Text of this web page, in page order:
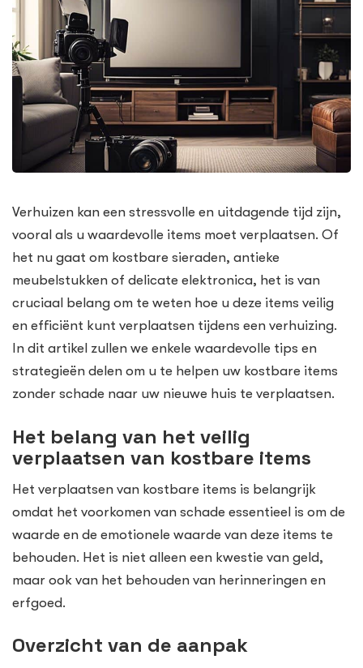
Verhuizen kan een stressvolle en uitdagende tijd zijn,
vooral als u waardevolle items moet verplaatsen. Of
het nu gaat om kostbare sieraden, antieke
meubelstukken of delicate elektronica, het is van
cruciaal belang om te weten hoe u deze items veilig
en efficiënt kunt verplaatsen tijdens een verhuizing.
In dit artikel zullen we enkele waardevolle tips en
strategieën delen om u te helpen uw kostbare items
zonder schade naar uw nieuwe huis te verplaatsen.
Het belang van het veilig
verplaatsen van kostbare items
Het verplaatsen van kostbare items is belangrijk
omdat het voorkomen van schade essentieel is om de
waarde en de emotionele waarde van deze items te
behouden. Het is niet alleen een kwestie van geld,
maar ook van het behouden van herinneringen en
erfgoed.
Overzicht van de aanpak